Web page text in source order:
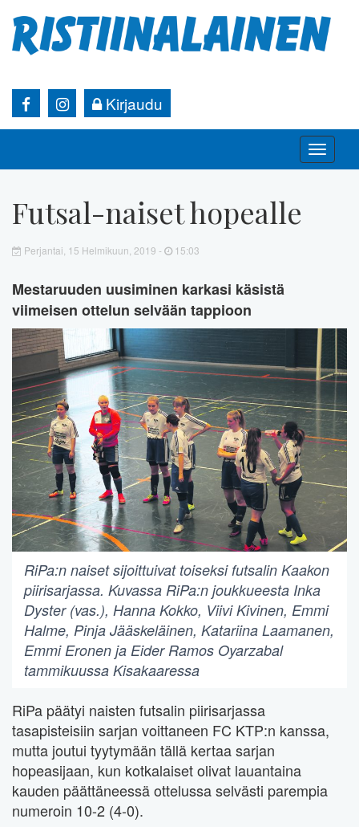
Kirjaudu
Toggle
Futsal-naiset hopealle
Perjantai, 15 Helmikuun, 2019 - 15:03
Mestaruuden uusiminen karkasi käsistä
viimeisen ottelun selvään tappioon
RiPa:n naiset sijoittuivat toiseksi futsalin Kaakon
piirisarjassa. Kuvassa RiPa:n joukkueesta Inka
Dyster (vas.), Hanna Kokko, Viivi Kivinen, Emmi
Halme, Pinja Jääskeläinen, Katariina Laamanen,
Emmi Eronen ja Eider Ramos Oyarzabal
tammikuussa Kisakaaressa
RiPa päätyi naisten futsalin piirisarjassa
tasapisteisiin sarjan voittaneen FC KTP:n kanssa,
mutta joutui tyytymään tällä kertaa sarjan
hopeasijaan, kun kotkalaiset olivat lauantaina
kauden päättäneessä ottelussa selvästi parempia
numeroin 10-2 (4-0).